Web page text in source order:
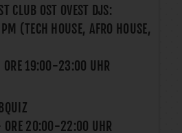
CLUB OST OVEST DJS:
(TECH HOUSE, AFRO HOUSE,
19:00-23:00 UHR
20:00-22:00 UHR